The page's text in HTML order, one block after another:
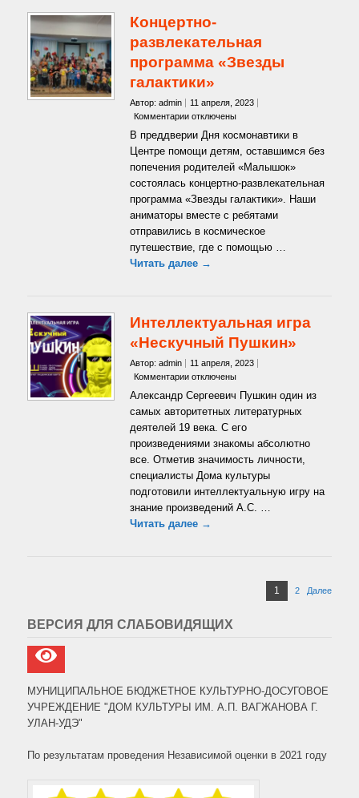
Концертно-
развлекательная
программа «Звезды
галактики»
Автор: admin
11 апреля, 2023
Комментариик
записи
Концертно-
развлекательная
программа
«Звезды
галактики»
отключены
В преддверии Дня космонавтики в
Центре помощи детям, оставшимся без
попечения родителей «Малышок»
состоялась концертно-развлекательная
программа «Звезды галактики». Наши
аниматоры вместе с ребятами
отправились в космическое
путешествие, где с помощью …
Читать далее →
Интеллектуальная игра
«Нескучный Пушкин»
Автор: admin
11 апреля, 2023
Комментариик
записи
Интеллектуальная
игра
«Нескучный
Пушкин»
отключены
Александр Сергеевич Пушкин один из
самых авторитетных литературных
деятелей 19 века. С его
произведениями знакомы абсолютно
все. Отметив значимость личности,
специалисты Дома культуры
подготовили интеллектуальную игру на
знание произведений А.С. …
Читать далее →
Страница
1 Страница
2 Далее
ВЕРСИЯ ДЛЯ СЛАБОВИДЯЩИХ
МУНИЦИПАЛЬНОЕ БЮДЖЕТНОЕ КУЛЬТУРНО-ДОСУГОВОЕ
УЧРЕЖДЕНИЕ "ДОМ КУЛЬТУРЫ ИМ. А.П. ВАГЖАНОВА Г.
УЛАН-УДЭ"
По результатам проведения Независимой оценки в 2021 году